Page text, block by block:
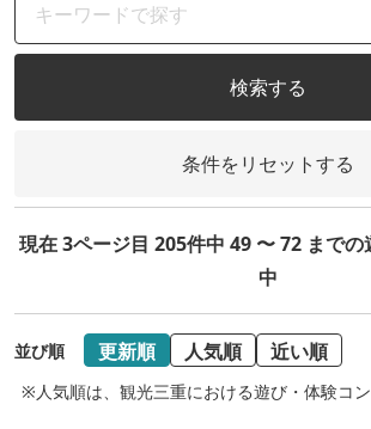
検索する
条件をリセットする
現在 3ページ目 205件中 49 〜 72 まで
中
並び順 更新順 人気順 近い順
※人気順は、観光三重における遊び・体験コ